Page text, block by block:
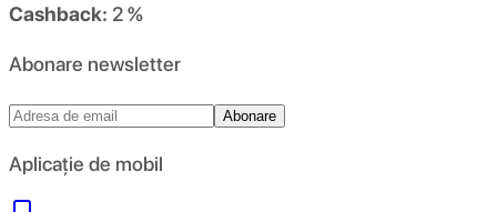
Cashback: 2 %
Abonare newsletter
Abonare
Aplicație de mobil